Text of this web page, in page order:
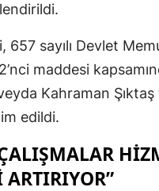
657 sayılı Devlet
maddesi
Kahraman Şıktaş
edildi.